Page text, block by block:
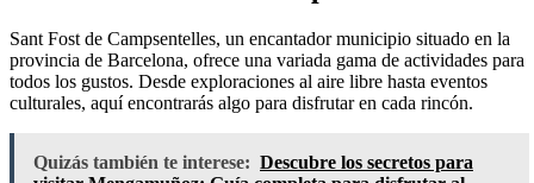
Sant Fost de Campsentelles, un encantador municipio situado en la
provincia de Barcelona, ofrece una variada gama de actividades para
todos los gustos. Desde exploraciones al aire libre hasta eventos
culturales, aquí encontrarás algo para disfrutar en cada rincón.
Quizás también te interese: Descubre los secretos para